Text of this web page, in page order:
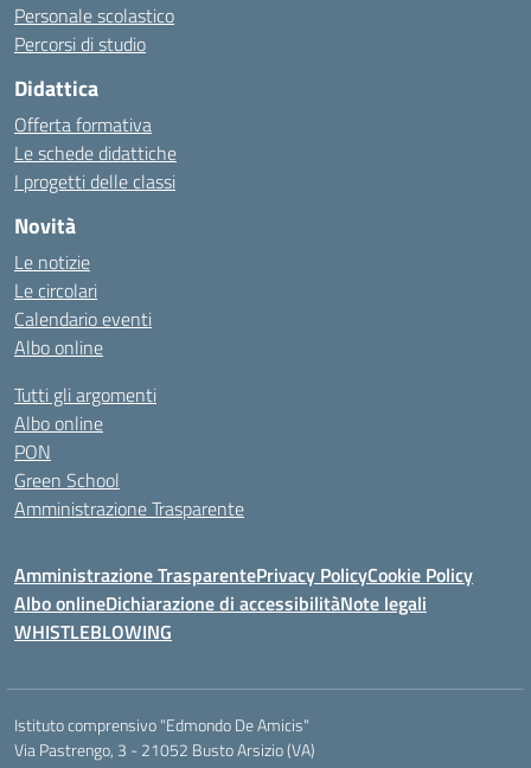
Personale scolastico
Percorsi di studio
Didattica
Offerta formativa
Le schede didattiche
I progetti delle classi
Novità
Le notizie
Le circolari
Calendario eventi
Albo online
Tutti gli argomenti
Albo online
PON
Green School
Amministrazione Trasparente
Amministrazione TrasparentePrivacy PolicyCookie Policy
Albo onlineDichiarazione di accessibilitàNote legali
WHISTLEBLOWING
Istituto comprensivo "Edmondo De Amicis"
Via Pastrengo, 3 - 21052 Busto Arsizio (VA)